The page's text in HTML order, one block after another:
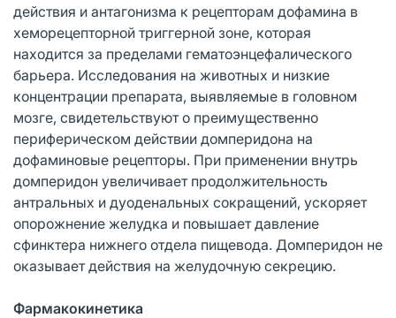
действия и антагонизма к рецепторам дофамина в
хеморецепторной триггерной зоне, которая
находится за пределами гематоэнцефалического
барьера. Исследования на животных и низкие
концентрации препарата, выявляемые в головном
мозге, свидетельствуют о преимущественно
периферическом действии домперидона на
дофаминовые рецепторы. При применении внутрь
домперидон увеличивает продолжительность
антральных и дуоденальных сокращений, ускоряет
опорожнение желудка и повышает давление
сфинктера нижнего отдела пищевода. Домперидон не
оказывает действия на желудочную секрецию.
Фармакокинетика